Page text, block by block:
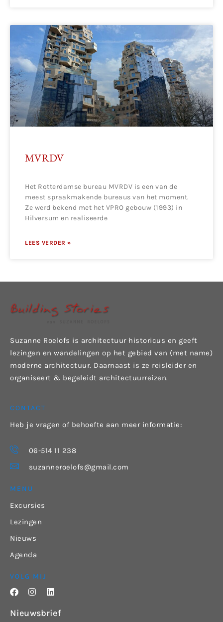
MVRDV
Het Rotterdamse bureau MVRDV is een van de
meest spraakmakende bureaus van het moment.
Ze werd bekend met het VPRO gebouw (1993) in
Hilversum en realiseerde
LEES VERDER »
Suzanne Roelofs is architectuur historicus en geeft
lezingen en wandelingen op het gebied van (met name)
moderne architectuur. Daarnaast is ze reisleider en
organiseert & begeleidt architectuurreizen.
CONTACT
Heb je vragen of behoefte aan meer informatie:
06-514 11 238
suzanneroelofs@gmail.com
MENU
Excursies
Lezingen
Nieuws
Agenda
VOLG MIJ
Nieuwsbrief